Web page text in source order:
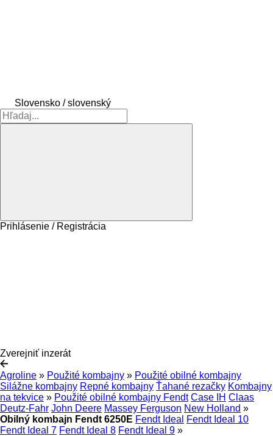
Slovensko / slovenský
Prihlásenie / Registrácia
Zverejniť inzerát
Agroline » Použité kombajny » Použité obilné kombajny
Silážne kombajny Repné kombajny Ťahané rezačky Kombajny
na tekvice » Použité obilné kombajny Fendt Case IH Claas
Deutz-Fahr John Deere Massey Ferguson New Holland »
Obilný kombajn Fendt 6250E Fendt Ideal
Fendt Ideal 10
Fendt Ideal 7 Fendt Ideal 8 Fendt Ideal 9 »